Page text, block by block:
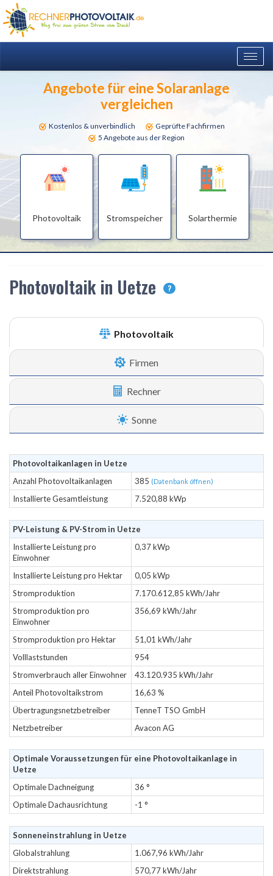
Angebote für eine Solaranlage
vergleichen
Kostenlos & unverbindlich
Geprüfte Fachfirmen
5 Angebote aus der Region
Photovoltaik Stromspeicher Solarthermie
Photovoltaik in Uetze ?
Photovoltaik
Firmen
Rechner
Sonne
Photovoltaikanlagen in Uetze
Anzahl Photovoltaikanlagen
385 (Datenbank öffnen)
Installierte Gesamtleistung 7.520,88 kWp
PV-Leistung & PV-Strom in Uetze
Installierte Leistung pro
Einwohner
0,37 kWp
Installierte Leistung pro Hektar
0,05 kWp
Stromproduktion
7.170.612,85 kWh/Jahr
Stromproduktion pro
Einwohner
356,69 kWh/Jahr
Stromproduktion pro Hektar
51,01 kWh/Jahr
Volllaststunden
954
Stromverbrauch aller Einwohner
43.120.935 kWh/Jahr
Anteil Photovoltaikstrom
16,63 %
Übertragungsnetzbetreiber
TenneT TSO GmbH
Netzbetreiber
Avacon AG
Optimale Voraussetzungen für eine Photovoltaikanlage in
Uetze
Optimale Dachneigung
36 °
Optimale Dachausrichtung
-1 °
Sonneneinstrahlung in Uetze
Globalstrahlung
1.067,96 kWh/Jahr
Direktstrahlung
570,77 kWh/Jahr